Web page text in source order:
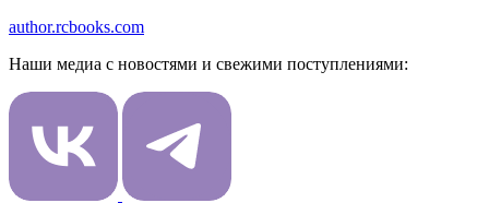
author.rcbooks.com
Наши медиа с новостями и свежими поступлениями: